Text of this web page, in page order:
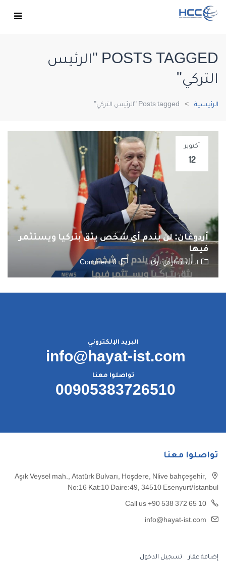
POSTS TAGGED "الرئيس
التركي"
الرئيسية Posts tagged "الرئيس التركي"
أكتوبر
12
أردوغان: لن يندم أي شخص يثق بتركيا ويستثمر
فيها
الاستثمار في تركيا
البريد الإلكتروني
info@hayat-ist.com
تواصلوا معنا
00905383726510
تواصلوا معنا
Aşık Veysel mah., Atatürk Bulvarı, Hoşdere, Nlive bahçeşehir,
No:16 Kat:10 Daire:49, 34510 Esenyurt/İstanbul
Call us +90 538 372 65 10
info@hayat-ist.com
إضافة عقار تسجيل الدخول